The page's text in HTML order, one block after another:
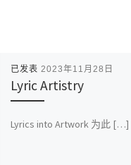
已发表 2023年11月28日
Lyric Artistry
Lyrics into Artwork 为此 […]